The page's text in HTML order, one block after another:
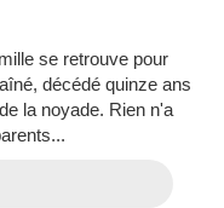
se retrouve pour
décédé quinze ans
la noyade. Rien n'a